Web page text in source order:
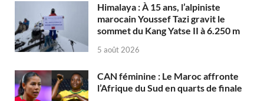
Himalaya : À 15 ans, l’alpiniste
marocain Youssef Tazi gravit le
sommet du Kang Yatse II à 6.250 m
5 août 2026
CAN féminine : Le Maroc affronte
l’Afrique du Sud en quarts de finale